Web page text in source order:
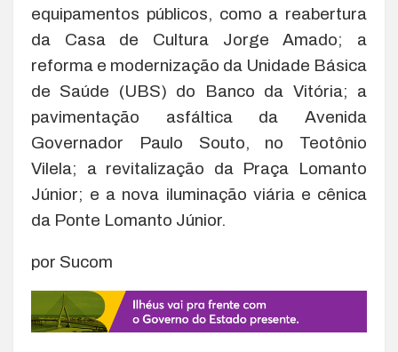
equipamentos públicos, como a reabertura
da Casa de Cultura Jorge Amado; a
reforma e modernização da Unidade Básica
de Saúde (UBS) do Banco da Vitória; a
pavimentação asfáltica da Avenida
Governador Paulo Souto, no Teotônio
Vilela; a revitalização da Praça Lomanto
Júnior; e a nova iluminação viária e cênica
da Ponte Lomanto Júnior.
por Sucom